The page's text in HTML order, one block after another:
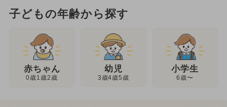
子どもの年齢から探す
赤ちゃん
0歳1歳2歳
幼児
3歳4歳5歳
小学生
6歳〜